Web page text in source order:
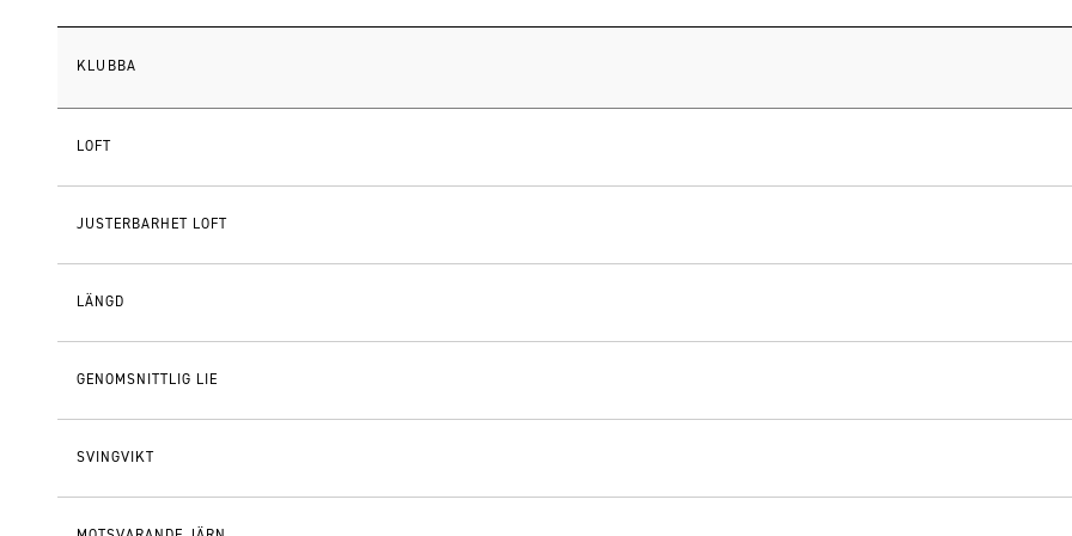
KLUBBA
LOFT
JUSTERBARHET LOFT
LÄNGD
GENOMSNITTLIG LIE
SVINGVIKT